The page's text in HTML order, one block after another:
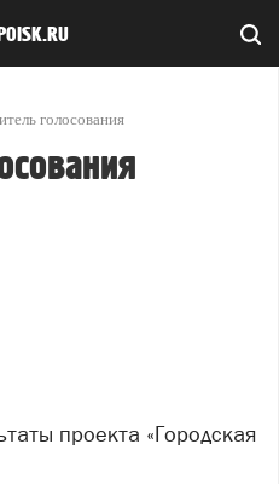
голосования